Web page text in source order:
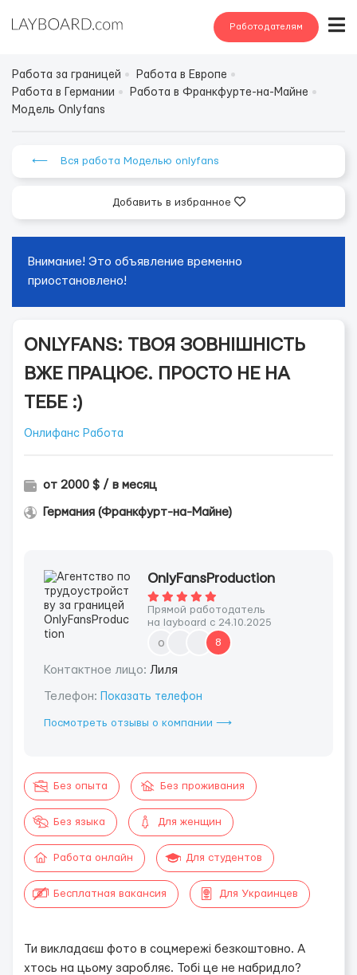
Работодателям
Работа за границей
Работа в Европе
Работа в Германии
Работа в Франкфурте-на-Майне
Модель Onlyfans
⟵ Вся работа Моделью onlyfans
Добавить в избранное
Внимание! Это объявление временно
приостановлено!
ONLYFANS: ТВОЯ ЗОВНІШНІСТЬ
ВЖЕ ПРАЦЮЄ. ПРОСТО НЕ НА
ТЕБЕ :)
Онлифанс Работа
от 2000 $ / в месяц
Германия (Франкфурт-на-Майне)
OnlyFansProduction
Прямой работодатель
на layboard с 24.10.2025
o 8
Контактное лицо: Лиля
Телефон: Показать телефон
Посмотреть отзывы о компании ⟶
Без опыта Без проживания
Без языка Для женщин
Работа онлайн Для студентов
Бесплатная вакансия Для Украинцев
Ти викладаєш фото в соцмережі безкоштовно. А
хтось на цьому заробляє. Тобі це не набридло?